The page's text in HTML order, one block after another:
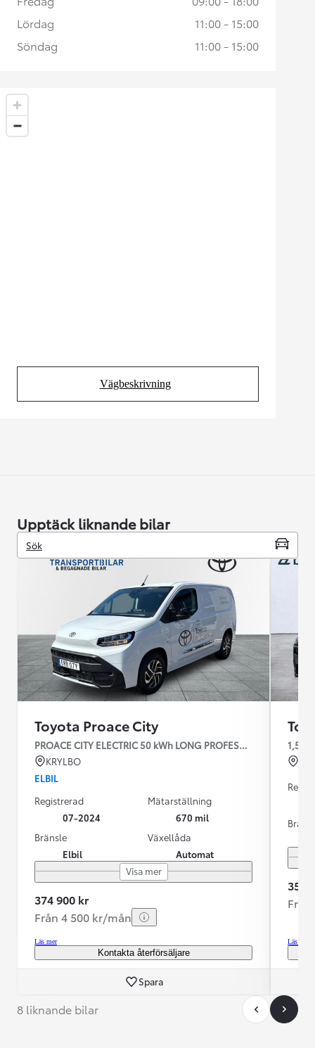
Vägbeskrivning
(Opens in new tab)
Lördag
11:00 - 15:00
Söndag
11:00 - 15:00
Upptäck liknande bilar
Sök
Toyota Proace City
PROACE CITY ELECTRIC 50 kWh LONG PROFESSIONAL V-Hjul
KRYLBO
ELBIL
Registrerad
07-2024
Mätarställning
670 mil
Bränsle
Elbil
Växellåda
Automat
Visa mer
374 900 kr
Från 4 500 kr/mån
Läs mer
Kontakta återförsäljare
Spara
1,5D
359
Läs mer
8 liknande bilar